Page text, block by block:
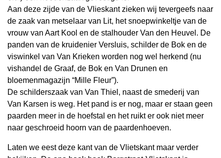
Aan deze zijde van de Vlieskant zieken wij tevergeefs naar
de zaak van metselaar van Lit, het snoepwinkeltje van de
vrouw van Aart Kool en de stalhouder Van den Heuvel. De
panden van de kruidenier Versluis, schilder de Bok en de
viswinkel van Van Krieken worden nog wel herkend (nu
vishandel de Graaf, de Bok en Van Drunen en
bloemenmagazijn “Mille Fleur”).
De schilderszaak van Van Thiel, naast de smederij van
Van Karsen is weg. Het pand is er nog, maar er staan geen
paarden meer in de hoefstal en het ruikt er ook niet meer
naar geschroeid hoorn van de paardenhoeven.
Laten we eest deze kant van de Vlietskant maar verder